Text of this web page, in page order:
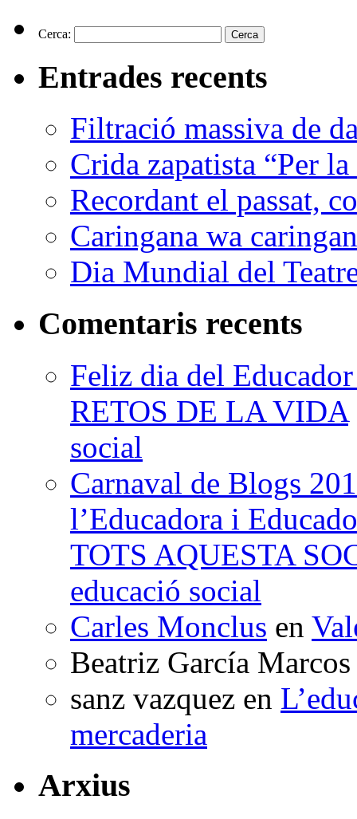
Cerca:
Entrades recents
Filtració massiva de
Crida zapatista “Per
Recordant el passat,
Caringana wa
Dia Mundial del
Comentaris recents
Feliz dia del
RETOS DE LA VIDA
social
Carnaval de Blogs
l’Educadora i
TOTS AQUESTA
educació social
Carles Monclus en
Beatriz García Marcos
sanz vazquez en
mercaderia
Arxius